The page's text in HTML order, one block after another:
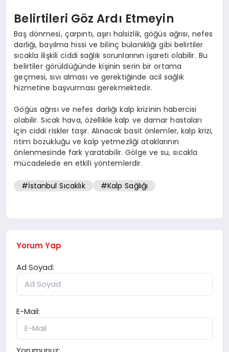
Belirtileri Göz Ardı Etmeyin
Baş dönmesi, çarpıntı, aşırı halsizlik, göğüs ağrısı, nefes
darlığı, bayılma hissi ve bilinç bulanıklığı gibi belirtiler
sıcakla ilişkili ciddi sağlık sorunlarının işareti olabilir. Bu
belirtiler görüldüğünde kişinin serin bir ortama
geçmesi, sıvı alması ve gerektiğinde acil sağlık
hizmetine başvurması gerekmektedir.
Göğüs ağrısı ve nefes darlığı kalp krizinin habercisi
olabilir. Sıcak hava, özellikle kalp ve damar hastaları
için ciddi riskler taşır. Alınacak basit önlemler, kalp krizi,
ritim bozukluğu ve kalp yetmezliği ataklarının
önlenmesinde fark yaratabilir. Gölge ve su, sıcakla
mücadelede en etkili yöntemlerdir.
#İstanbul Sıcaklık #Kalp Sağlığı
Yorum Yap
Ad Soyad:
E-Mail: